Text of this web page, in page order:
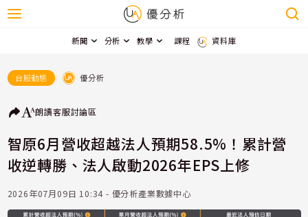
新聞 分析 教學 課程 資料庫
台股動態 優分析
朗讀客服討論區
智原6月營收超越法人預期58.5%！累計營
收逆轉勝、法人啟動2026年EPS上修
2026年07月09日 10:34 - 優分析產業數據中心